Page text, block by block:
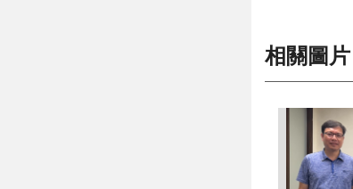
相關圖片